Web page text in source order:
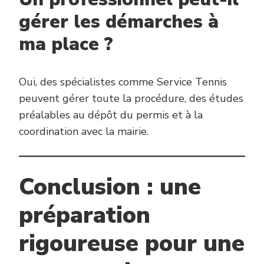
gérer les démarches à
ma place ?
Oui, des spécialistes comme Service Tennis
peuvent gérer toute la procédure, des études
préalables au dépôt du permis et à la
coordination avec la mairie.
Conclusion : une
préparation
rigoureuse pour une